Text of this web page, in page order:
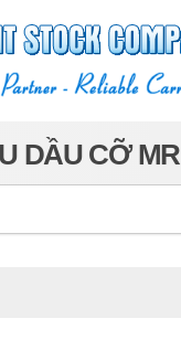
DẦU CỠ MR